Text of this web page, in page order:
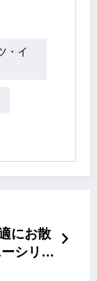
・イ
にお散
シリー